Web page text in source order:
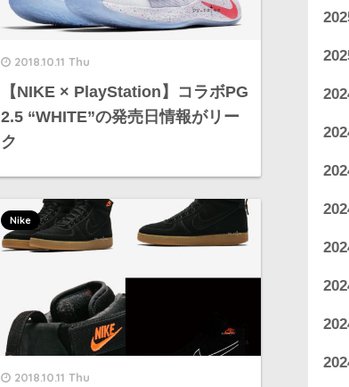
2018.10.11 Thu
【NIKE × PlayStation】コラボPG
2.5 “WHITE”の発売日情報がリー
ク
2018.10.11 Thu
Nike